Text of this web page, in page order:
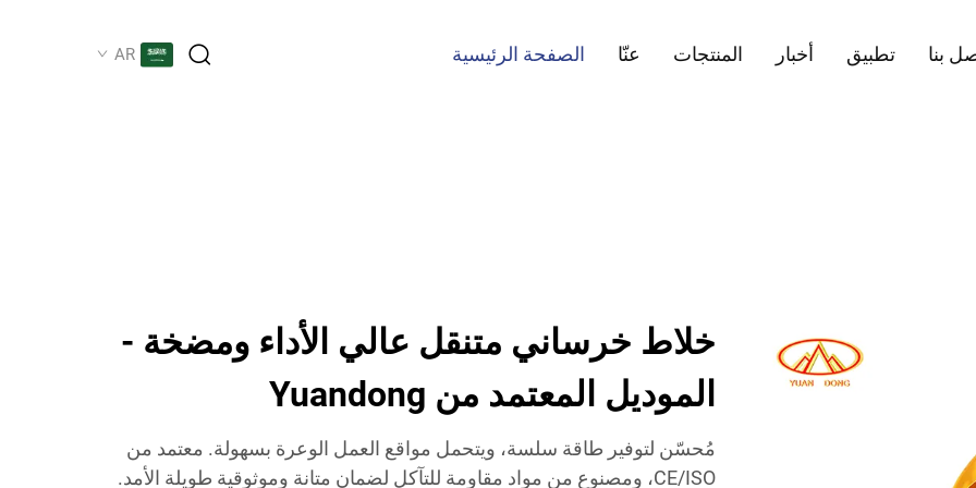
الصفحة الرئيسية عنّا المنتجات أخبار تطبيق بنا AR
خلاط خرساني متنقل عالي الأداء ومضخة -
الموديل المعتمد من Yuandong
مُحسّن لتوفير طاقة سلسة، ويتحمل مواقع العمل الوعرة بسهولة. معتمد من
CE/ISO، ومصنوع من مواد مقاومة للتآكل لضمان متانة وموثوقية طويلة الأمد.